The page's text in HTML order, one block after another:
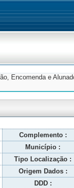
Encomenda e
Complemento :
Município :
Tipo Localização :
Origem Dados :
DDD :